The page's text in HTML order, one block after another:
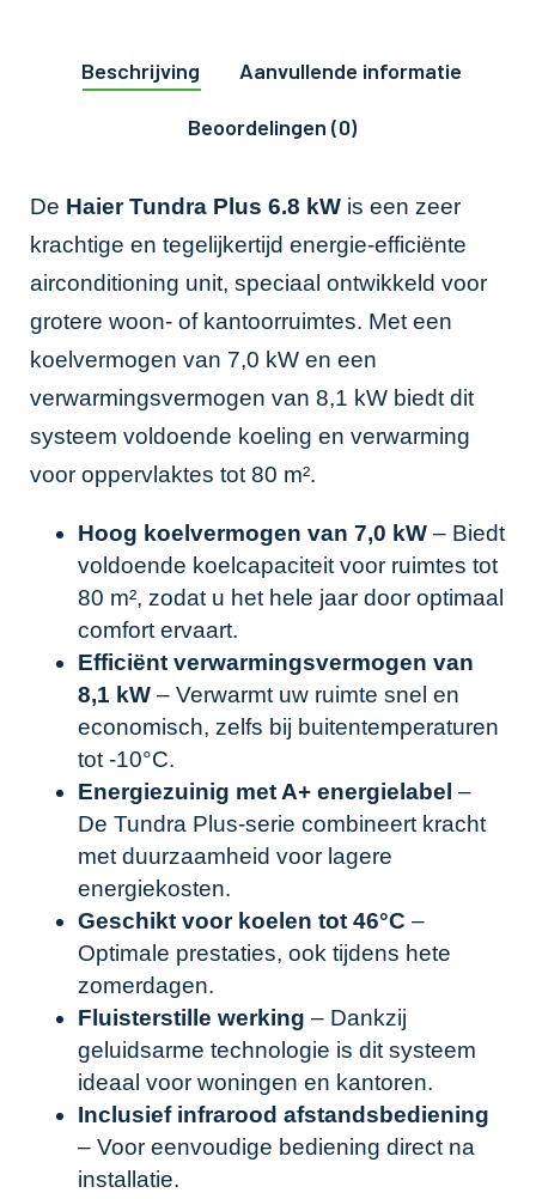
Beschrijving Aanvullende informatie
Beoordelingen (0)
De Haier Tundra Plus 6.8 kW is een zeer
krachtige en tegelijkertijd energie-efficiënte
airconditioning unit, speciaal ontwikkeld voor
grotere woon- of kantoorruimtes. Met een
koelvermogen van 7,0 kW en een
verwarmingsvermogen van 8,1 kW biedt dit
systeem voldoende koeling en verwarming
voor oppervlaktes tot 80 m².
Hoog koelvermogen van 7,0 kW – Biedt
voldoende koelcapaciteit voor ruimtes tot
80 m², zodat u het hele jaar door optimaal
comfort ervaart.
Efficiënt verwarmingsvermogen van
8,1 kW – Verwarmt uw ruimte snel en
economisch, zelfs bij buitentemperaturen
tot -10°C.
Energiezuinig met A+ energielabel –
De Tundra Plus-serie combineert kracht
met duurzaamheid voor lagere
energiekosten.
Geschikt voor koelen tot 46°C –
Optimale prestaties, ook tijdens hete
zomerdagen.
Fluisterstille werking – Dankzij
geluidsarme technologie is dit systeem
ideaal voor woningen en kantoren.
Inclusief infrarood afstandsbediening
– Voor eenvoudige bediening direct na
installatie.